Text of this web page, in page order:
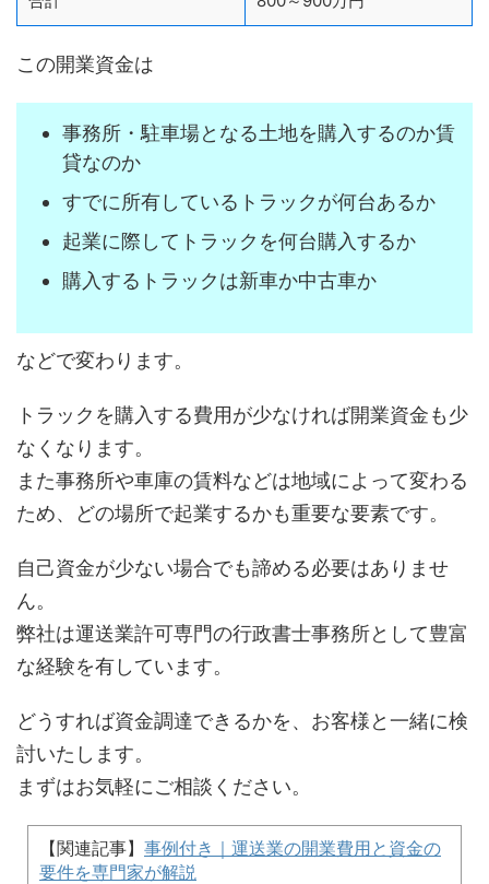
この開業資金は
事務所・駐車場となる土地を購入するのか賃
貸なのか
すでに所有しているトラックが何台あるか
起業に際してトラックを何台購入するか
購入するトラックは新車か中古車か
などで変わります。
トラックを購入する費用が少なければ開業資金も少
なくなります。
また事務所や車庫の賃料などは地域によって変わる
ため、どの場所で起業するかも重要な要素です。
自己資金が少ない場合でも諦める必要はありませ
ん。
弊社は運送業許可専門の行政書士事務所として豊富
な経験を有しています。
どうすれば資金調達できるかを、お客様と一緒に検
討いたします。
まずはお気軽にご相談ください。
【関連記事】 事例付き｜運送業の開業費用と資金の
要件を専門家が解説